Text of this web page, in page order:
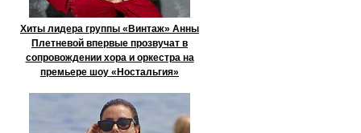
Хиты лидера группы «Винтаж» Анны
Плетневой впервые прозвучат в
сопровождении хора и оркестра на
премьере шоу «Ностальгия»